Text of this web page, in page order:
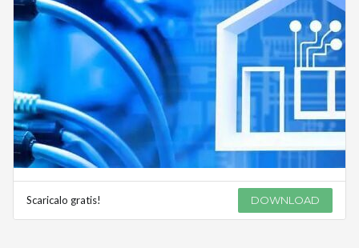
Scaricalo gratis! DOWNLOAD